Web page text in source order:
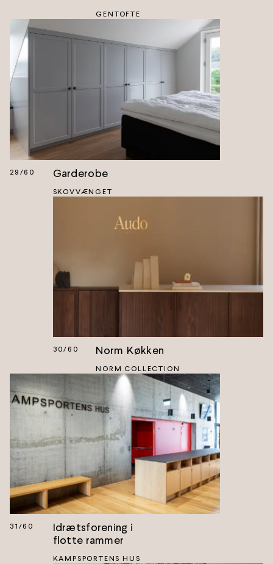
GENTOFTE
29 /60 Garderobe
SKOVVÆNGET
30/60 Norm Køkken
NORM COLLECTION
31 /60
Idrætsforening i
flotte rammer
KAMPSPORTENS HUS